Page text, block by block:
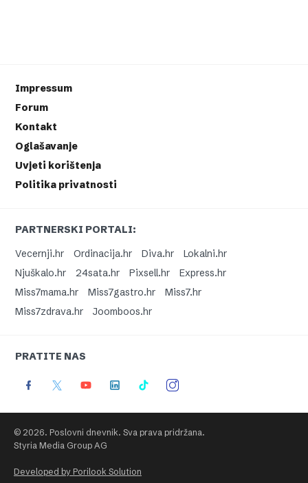
Impressum
Forum
Kontakt
Oglašavanje
Uvjeti korištenja
Politika privatnosti
PARTNERSKI PORTALI:
Vecernji.hr
Ordinacija.hr Diva.hr
Lokalni.hr
Njuškalo.hr
24sata.hr Pixsell.hr
Express.hr
Miss7mama.hr
Miss7gastro.hr
Miss7.hr
Miss7zdrava.hr
Joomboos.hr
PRATITE NAS
© 2026. Poslovni dnevnik. Sva prava pridržana.
Styria Media Group AG
Developed by Porilook Solution